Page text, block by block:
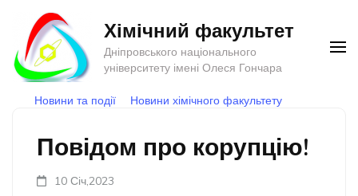
Перейти
вмісту
(натисніть
Enter)
Хімічний факультет
Дніпровського національного
університету імені Олеся Гончара
Новини та події Новини хімічного факультету
Повідом про корупцію!
10 Січ,2023